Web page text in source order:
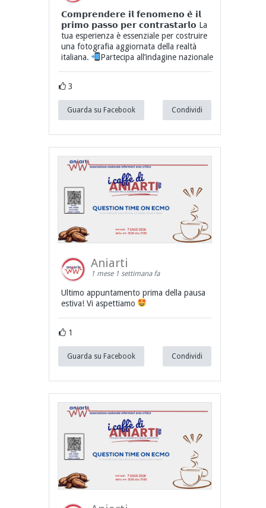
𝗖𝗼𝗺𝗽𝗿𝗲𝗻𝗱𝗲𝗿𝗲 𝗶𝗹 𝗳𝗲𝗻𝗼𝗺𝗲𝗻𝗼 𝗲̀ 𝗶𝗹
𝗽𝗿𝗶𝗺𝗼 𝗽𝗮𝘀𝘀𝗼 𝗽𝗲𝗿 𝗰𝗼𝗻𝘁𝗿𝗮𝘀𝘁𝗮𝗿𝗹𝗼 La
tua esperienza è essenziale per costruire
una fotografia aggiornata della realtà
italiana.
Partecipa all’indagine nazionale
3
Guarda su Facebook Condividi
Aniarti
1 mese 1 settimana fa
Ultimo appuntamento prima della pausa
estiva! Vi aspettiamo
1
Guarda su Facebook Condividi